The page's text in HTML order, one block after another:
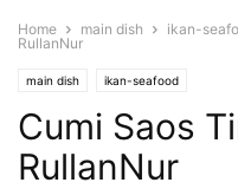
Home main dish ikan-
RullanNur
main dish ikan-seafood
Cumi Saos
RullanNur